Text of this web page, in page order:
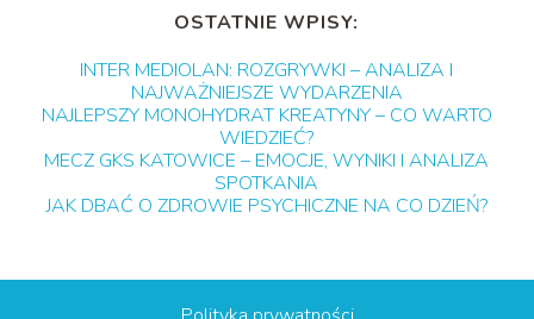
OSTATNIE WPISY:
INTER MEDIOLAN: ROZGRYWKI – ANALIZA I
NAJWAŻNIEJSZE WYDARZENIA
NAJLEPSZY MONOHYDRAT KREATYNY – CO WARTO
WIEDZIEĆ?
MECZ GKS KATOWICE – EMOCJE, WYNIKI I ANALIZA
SPOTKANIA
JAK DBAĆ O ZDROWIE PSYCHICZNE NA CO DZIEŃ?